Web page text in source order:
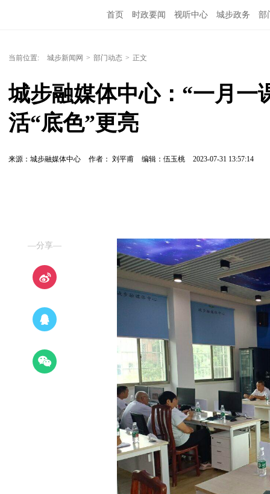
首页 时政要闻 视听中心 城步政务 部
当前位置: 城步新闻网 > 部门动态 > 正文
城步融媒体中心：“一月一
活“底色”更亮
来源：城步融媒体中心 作者： 刘平甫 编辑：伍玉桃 2023-07-31 13:57:14
—分享—